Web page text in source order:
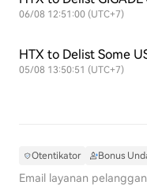
06/08 12:51:00 (UTC+7)
HTX to Delist Some
05/08 13:50:51 (UTC+7)
Otentikator Bonus
Email layanan pelanggan